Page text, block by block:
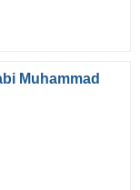
Muhammad